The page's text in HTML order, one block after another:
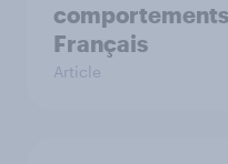
comportements
Français
Article